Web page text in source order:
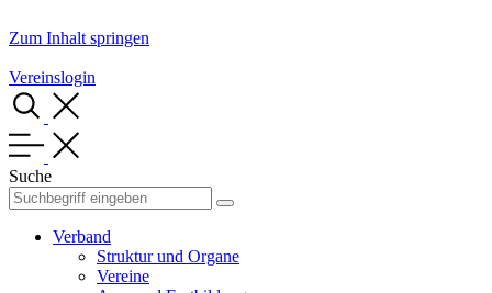
Zum Inhalt springen
Vereinslogin
Suche
Verband
Struktur und Organe
Vereine